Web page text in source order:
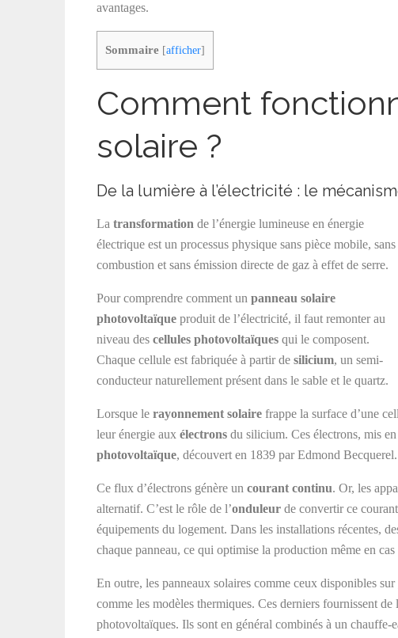
avantages.
Sommaire [afficher]
Comment
solaire ?
De la lumière à l’électricité : le
La transformation de l’énergie lumineuse en énergie
électrique est un processus physique sans pièce mobile, sans
combustion et sans émission directe de gaz à effet de serre.
Pour comprendre comment un panneau solaire
photovoltaïque produit de l’électricité, il faut remonter au
niveau des cellules photovoltaïques qui le composent.
Chaque cellule est fabriquée à partir de silicium, un semi-
conducteur naturellement présent dans le sable et le quartz.
Lorsque le rayonnement solaire frappe la surface d’une
leur énergie aux électrons du silicium. Ces électrons, mis
photovoltaïque, découvert en 1839 par Edmond Becquerel.
Ce flux d’électrons génère un courant continu. Or, les
alternatif. C’est le rôle de l’onduleur de convertir ce
équipements du logement. Dans les installations récentes,
chaque panneau, ce qui optimise la production même en cas
En outre, les panneaux solaires comme ceux disponibles sur
comme les modèles thermiques. Ces derniers fournissent
photovoltaïques. Ils sont en général combinés à un chauffe-